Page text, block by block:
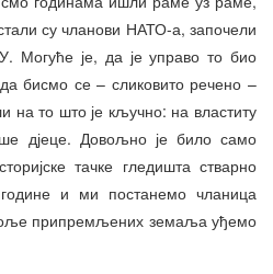
су чланови НАТО-а, започели
Могуће је, да је управо то био
бисмо се – сликовито речено –
на то што је кључно: на властиту
дјеце. Довољно је било само
тачке гледишта стварно
и ми постанемо чланица
припремљених земаља уђемо